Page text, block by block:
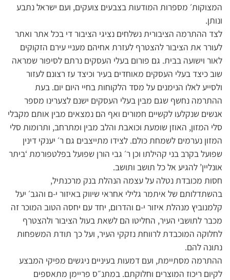
המצוקות׳ מספרות המודעות בצבעים צועקים, ועם ישראל נתבע
ונותן.
לצד ההתרמה הציבורית נשלחים נציגי הציבור די בכל אתר ואתר
לעורר את הציבור להצטרף לעזרת אחיהם מעניי עירם הזקוקים
לאור וישועה בבית. גם פורום בעלי העסקים נרתם לסיפור שמראה
שוב כיצד בעלי העסקים מאוחדים בעיר וכיצד עז רצונם לעזור
ולסייע לאלו הנימנים על מסד הלקוחות בחיי היום יום. בעת
ההתרמה נחשף שגם מבין בעלי העסקים ישנם לצערינו מספר
אנשים שנקלעו לקשיים חמורים ואף הם נמצאים מבין אותם מקבלי
סלי המזון, האוזן שומעת וכואבת והלב מבין ומתרחב, ותרומות סלי
המזון נערמים לשמחת כולם. לצידו מתייצבים גם ר׳ יענקי דינין
שפועל בקרב בני קהילתו וכן ר׳ גבי הורן שפועל בפלטפורמת ‘ביתר
אונליין’ להגיע אל כל תושב ותושב.
חסות מכובדת נטלה על עצמה הנהלת בנק מרכנתיל,
בהשתדלותם של איתמר גלילי אחראי שיווק באיזור י-ם והגב׳ יעל
קלמנוביץ מנהלת איזור י-ם והדרום, יחד עם יחסה הטוב המוכר זה
מכבר לתושבי העיר, החליטו הם לשאת בעול הציבור ולהצטרף
לחלוקה המוכבדת לרווחת נזקקי העיר, ועל כך תודת המשפחות
נתונה להם.
ההתרמה מסתיימת, ועם דמעות בעיניים ניגשים מפיקי המבצע
לקיום ריכוז המוצרים וחלוקתם. במתנ״ס פריימן מתאספים